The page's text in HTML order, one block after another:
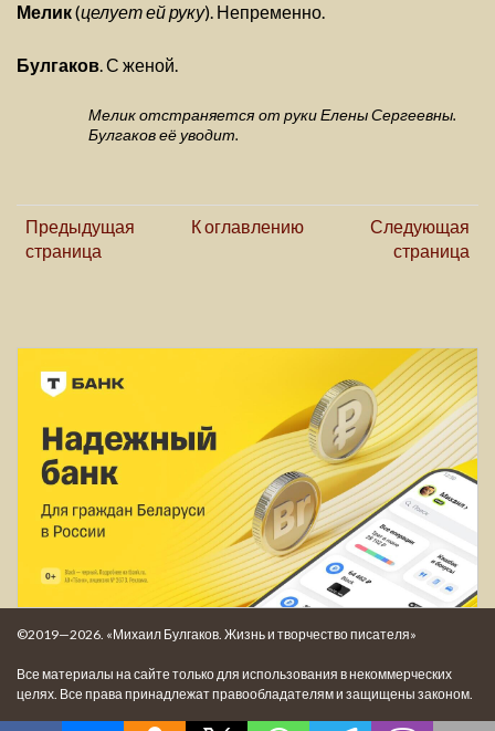
Мелик(целует ей руку). Непременно.
Булгаков. С женой.
Мелик отстраняется от руки Елены Сергеевны.
Булгаков её уводит.
Предыдущая
страница
К оглавлению
Следующая
страница
©2019—2026. «Михаил Булгаков. Жизнь и творчество писателя»
Все материалы на сайте только для использования в некоммерческих
целях. Все права принадлежат правообладателям и защищены законом.